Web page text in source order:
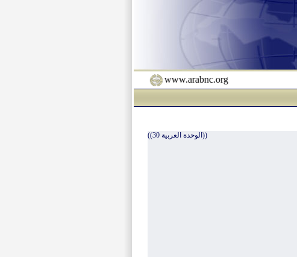
www.arabnc.org
((الوحدة العربية 30))